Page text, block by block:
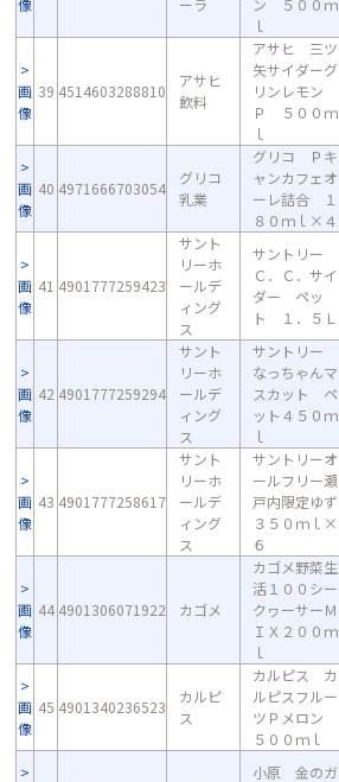
像
ーラ
ン ５００ｍ
ｌ
画
像
39 4514603288810
アサヒ
飲料
アサヒ 三ツ
矢サイダーグ
リンレモン
Ｐ ５００ｍ
ｌ
画
像
40 4971666703054
グリコ
乳業
グリコ Ｐキ
ャンカフェオ
ーレ詰合 １
８０ｍｌ×４
画
像
41 4901777259423
サント
リーホ
ールデ
ィング
ス
サントリー
Ｃ．Ｃ．サイ
ダー ペッ
ト １．５Ｌ
画
像
42 4901777259294
サント
リーホ
ールデ
ィング
ス
サントリー
なっちゃんマ
スカット ペ
ット４５０ｍ
ｌ
画
像
43 4901777258617
サント
リーホ
ールデ
ィング
ス
サントリーオ
ールフリー瀬
戸内限定ゆず
３５０ｍｌ×
６
画
像
44 4901306071922 カゴメ
カゴメ野菜生
活１００シー
クヮーサーＭ
ＩＸ２００ｍ
ｌ
画
像
45 4901340236523
カルピ
ス
カルピス カ
ルピスフルー
ツＰメロン
５００ｍｌ
小原 金のガ